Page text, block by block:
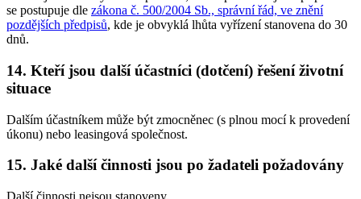
se postupuje dle zákona č. 500/2004 Sb., správní řád, ve znění
pozdějších předpisů, kde je obvyklá lhůta vyřízení stanovena do 30
dnů.
14. Kteří jsou další účastníci (dotčení) řešení životní
situace
Dalším účastníkem může být zmocněnec (s plnou mocí k provedení
úkonu) nebo leasingová společnost.
15. Jaké další činnosti jsou po žadateli požadovány